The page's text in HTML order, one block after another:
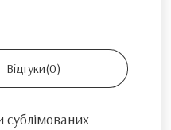
Відгуки(0)
сублімованих